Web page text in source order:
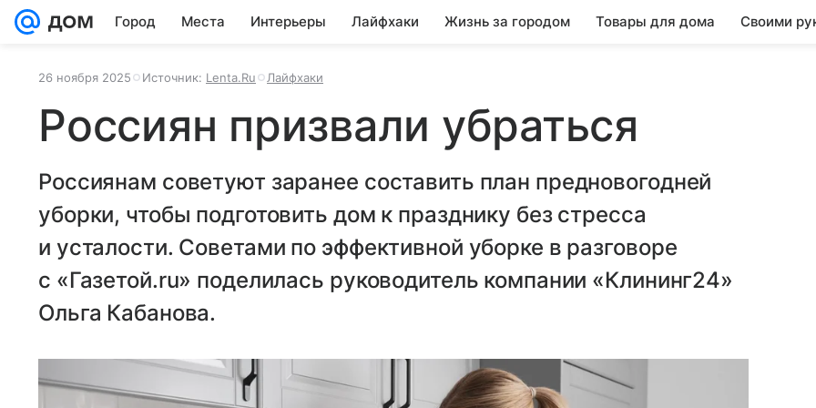
Город Места Интерьеры Лайфхаки Жизнь за городом Товары для дома Своими
26 ноября 2025 Источник: Lenta.Ru Лайфхаки
Россиян призвали убраться
Россиянам советуют заранее составить план предновогодней
уборки, чтобы подготовить дом к празднику без стресса
и усталости. Советами по эффективной уборке в разговоре
с «Газетой.ru» поделилась руководитель компании «Клининг24»
Ольга Кабанова.